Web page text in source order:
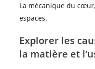
La mécanique du
espaces.
Explorer les
la matière et